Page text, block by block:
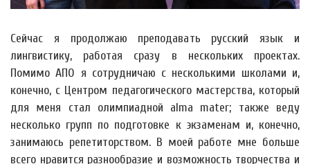
Сейчас я продолжаю преподавать русский язык и
лингвистику, работая сразу в нескольких проектах.
Помимо АПО я сотрудничаю с несколькими школами и,
конечно, с Центром педагогического мастерства, который
для меня стал олимпиадной alma mater; также веду
несколько групп по подготовке к экзаменам и, конечно,
занимаюсь репетиторством. В моей работе мне больше
всего нравится разнообразие и возможность творчества и